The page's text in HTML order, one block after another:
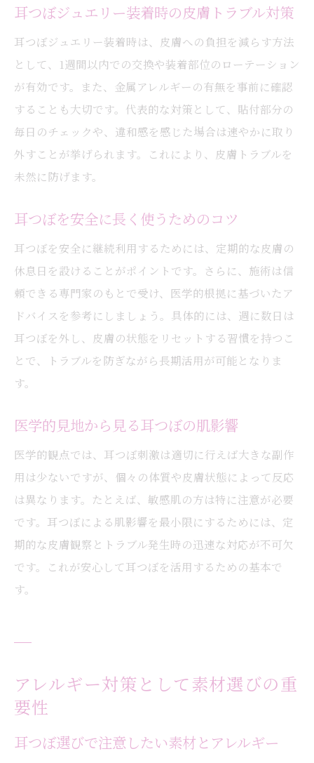
耳つぼジュエリー装着時の皮膚トラブル対策
耳つぼジュエリー装着時は、皮膚への負担を減らす方法
として、1週間以内での交換や装着部位のローテーション
が有効です。また、金属アレルギーの有無を事前に確認
することも大切です。代表的な対策として、貼付部分の
毎日のチェックや、違和感を感じた場合は速やかに取り
外すことが挙げられます。これにより、皮膚トラブルを
未然に防げます。
耳つぼを安全に長く使うためのコツ
耳つぼを安全に継続利用するためには、定期的な皮膚の
休息日を設けることがポイントです。さらに、施術は信
頼できる専門家のもとで受け、医学的根拠に基づいたア
ドバイスを参考にしましょう。具体的には、週に数日は
耳つぼを外し、皮膚の状態をリセットする習慣を持つこ
とで、トラブルを防ぎながら長期活用が可能となりま
す。
医学的見地から見る耳つぼの肌影響
医学的観点では、耳つぼ刺激は適切に行えば大きな副作
用は少ないですが、個々の体質や皮膚状態によって反応
は異なります。たとえば、敏感肌の方は特に注意が必要
です。耳つぼによる肌影響を最小限にするためには、定
期的な皮膚観察とトラブル発生時の迅速な対応が不可欠
です。これが安心して耳つぼを活用するための基本で
す。
アレルギー対策として素材選びの重
要性
耳つぼ選びで注意したい素材とアレルギー